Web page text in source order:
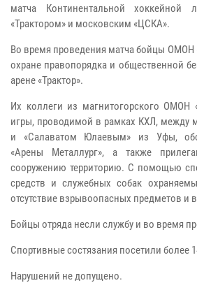
матча Континентальной
«Трактором» и московским «ЦСКА».
Во время проведения матча бойцы ОМОН
охране правопорядка и общественной
арене «Трактор».
Их коллеги из магнитогорского ОМОН
игры, проводимой в рамках КХЛ, между
и «Салаватом Юлаевым» из Уфы,
«Арены Металлург», а также
сооружению территорию. С помощью
средств и служебных собак
отсутствие взрывоопасных предметов и
Бойцы отряда несли службу и во время
Спортивные состязания посетили более
Нарушений не допущено.